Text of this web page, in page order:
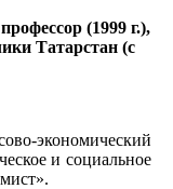
(1999 г.),
Татарстан (с
экономический
и социальное